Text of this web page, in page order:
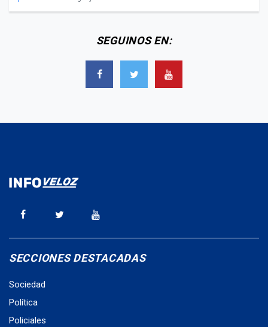
SEGUINOS EN:
SECCIONES DESTACADAS
Sociedad
Política
Policiales